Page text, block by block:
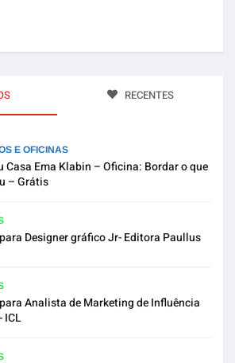
RECENTES
E OFICINAS
Casa Ema Klabin – Oficina: Bordar o que
– Grátis
Designer gráfico Jr- Editora Paullus
Analista de Marketing de Influência
ICL